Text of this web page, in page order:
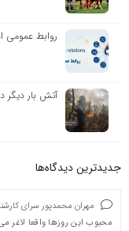
روابط عمومی
آتش بار دیگر
جدیدترین دیدگاه‌‌ها
مهران محمدپور سرای
محبوب این روزها واقعا لاغر